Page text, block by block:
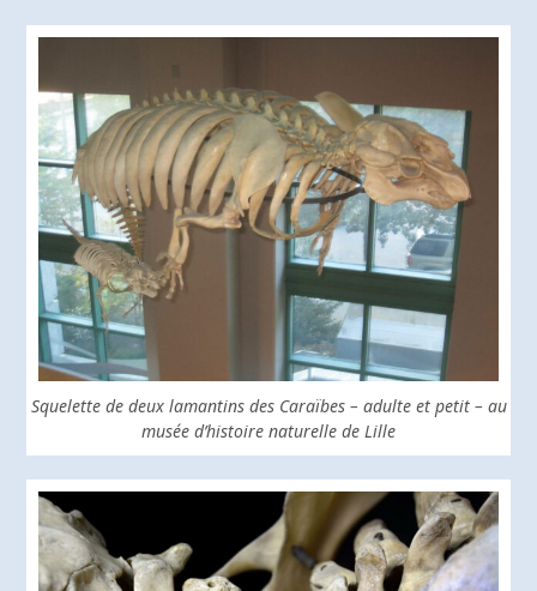
Squelette de deux lamantins des Caraïbes – adulte et petit – au
musée d’histoire naturelle de Lille